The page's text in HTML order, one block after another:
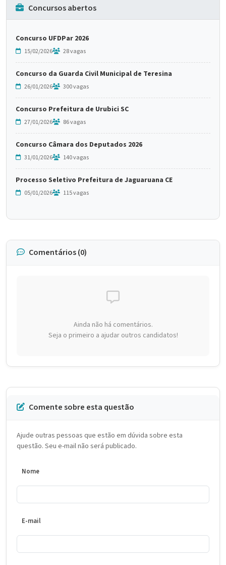
Concursos abertos
Concurso UFDPar 2026
15/02/2026 28 vagas
Concurso da Guarda Civil Municipal de Teresina
26/01/2026 300 vagas
Concurso Prefeitura de Urubici SC
27/01/2026 86 vagas
Concurso Câmara dos Deputados 2026
31/01/2026 140 vagas
Processo Seletivo Prefeitura de Jaguaruana CE
05/01/2026 115 vagas
Comentários (0)
Ainda não há comentários.
Seja o primeiro a ajudar outros candidatos!
Comente sobre esta questão
Ajude outras pessoas que estão em dúvida sobre esta
questão. Seu e-mail não será publicado.
Nome
E-mail